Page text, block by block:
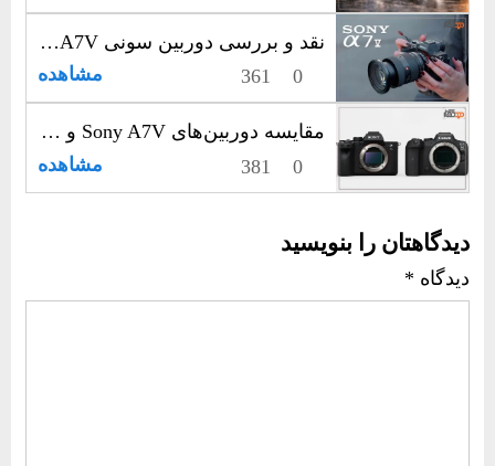
نقد و بررسی دوربین سونی Sony A7V؛ انتخاب حرفه‌ای‌ها برای عکاسی و فیلم‌سازی
0
361 مشاهده
مقایسه دوربین‌های Sony A7V و Canon R6 III | نبرد قدرت در عکاسی و فیلم‌برداری حرفه‌ای
0
381 مشاهده
دیدگاهتان را بنویسید
دیدگاه *